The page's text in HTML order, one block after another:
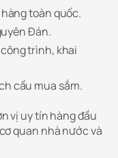
toàn quốc.
Đán.
trình, khai
cầu mua sắm.
vị uy tín hàng đầu
quan nhà nước và